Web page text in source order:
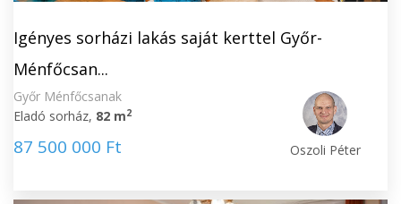
Igényes sorházi lakás saját kerttel Győr-
Ménfőcsan...
Győr Ménfőcsanak
Eladó sorház, 82 m2
87 500 000 Ft Oszoli Péter